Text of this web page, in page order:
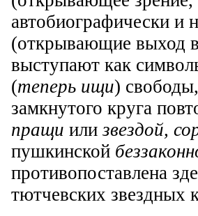
автобиографически и
(открывающие выход
выступают как
(теперь ищи)
замкнутого круга
пращи илизвездой,
пушкинской
противопоставлена
тютчевских звездных